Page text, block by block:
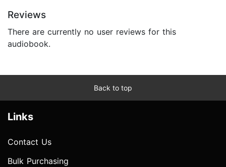
Reviews
There are currently no user reviews for this
audiobook.
Back to top
Links
Contact Us
Bulk Purchasing